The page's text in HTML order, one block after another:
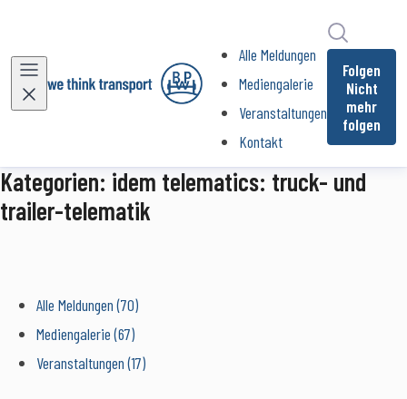
Alle Meldungen
Mediengalerie
Veranstaltungen
Kontakt
Folgen
Nicht
mehr
folgen
Kategorien: idem telematics: truck- und
trailer-telematik
Alle Meldungen (70)
Mediengalerie (67)
Veranstaltungen (17)